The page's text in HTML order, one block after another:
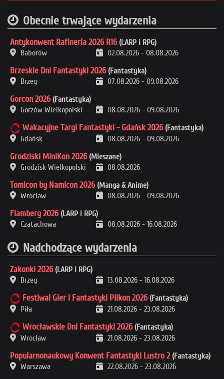
Obecnie trwające wydarzenia
Antykonwent Rafineria 2026 R16 (LARP i RPG)
Baborów
02.08.2026 - 08.08.2026
Brzeskie Dni Fantastyki 2026 (Fantastyka)
Brzeg
07.08.2026 - 09.08.2026
Gorcon 2026 (Fantastyka)
Gorzów Wielkopolski
08.08.2026 - 09.08.2026
Wakacyjne Targi Fantastyki - Gdańsk 2026 (Fantastyka)
Gdańsk
08.08.2026 - 09.08.2026
Grodziski MiniKon 2026 (Mieszane)
Grodzisk Wielkopolski
08.08.2026
Tomicon by Namicon 2026 (Manga & Anime)
Wrocław
08.08.2026 - 09.08.2026
Flamberg 2026 (LARP i RPG)
Czatachowa
08.08.2026 - 16.08.2026
Nadchodzące wydarzenia
Zakonki 2026 (LARP i RPG)
Brzeg
13.08.2026 - 16.08.2026
Festiwal Gier i Fantastyki Pilkon 2026 (Fantastyka)
Piła
21.08.2026 - 23.08.2026
Wrocławskie Dni Fantastyki 2026 (Fantastyka)
Wrocław
21.08.2026 - 23.08.2026
Popularnonaukowy Konwent Fantastyki Lustro 2 (Fantastyka)
Warszawa
22.08.2026 - 23.08.2026